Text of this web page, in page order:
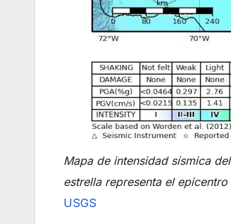
Mapa de intensidad sísmica
estrella representa el
USGS